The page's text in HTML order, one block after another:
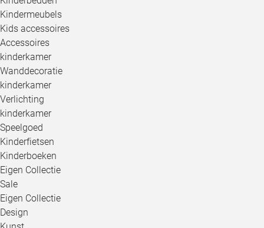
Kindermeubels
Kids accessoires
Accessoires
kinderkamer
Wanddecoratie
kinderkamer
Verlichting
kinderkamer
Speelgoed
Kinderfietsen
Kinderboeken
Eigen Collectie
Sale
Eigen Collectie
Design